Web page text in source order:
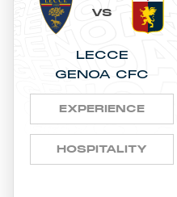
VS
LECCE
GENOA CFC
EXPERIENCE
HOSPITALITY